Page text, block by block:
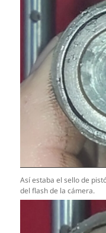
Así estaba el sello de
del flash de la cámera.